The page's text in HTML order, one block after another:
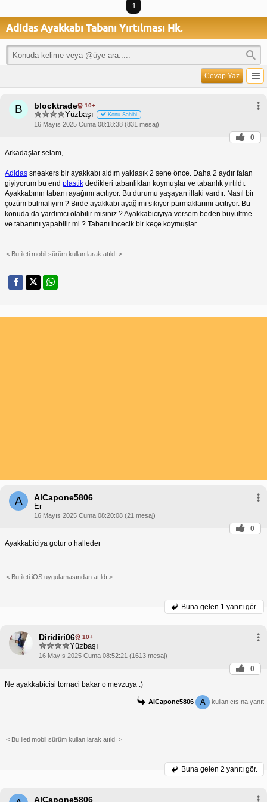
1
Adidas Ayakkabı Tabanı Yırtılması Hk.
Cevap Yaz
B blocktrade 10+
Yüzbaşı Konu Sahibi
16 Mayıs 2025 Cuma 08:18:38 (831 mesaj)
0
Arkadaşlar selam,
Adidas sneakers bir ayakkabı aldım yaklaşık 2 sene önce. Daha 2 aydır falan
giyiyorum bu end plastik dedikleri tabanliktan koymuşlar ve tabanlık yırtıldı.
Ayakkabının tabanı ayağımı acıtıyor. Bu durumu yaşayan illaki vardır. Nasıl bir
çözüm bulmalıyım ? Birde ayakkabı ayağımı sıkıyor parmaklarımı acıtıyor. Bu
konuda da yardımcı olabilir misiniz ? Ayakkabiciyiya versem beden büyültme
ve tabanını yapabilir mi ? Tabanı incecik bir keçe koymuşlar.
< Bu ileti mobil sürüm kullanılarak atıldı >
A AlCapone5806
Er
16 Mayıs 2025 Cuma 08:20:08 (21 mesaj)
0
Ayakkabiciya gotur o halleder
< Bu ileti iOS uygulamasından atıldı >
Buna gelen 1 yanıtı gör.
Diridiri06 10+
Yüzbaşı
16 Mayıs 2025 Cuma 08:52:21 (1613 mesaj)
0
Ne ayakkabicisi tornaci bakar o mevzuya :)
AlCapone5806 A kullanıcısına yanıt
< Bu ileti mobil sürüm kullanılarak atıldı >
Buna gelen 2 yanıtı gör.
AlCapone5806